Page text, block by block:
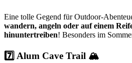
Eine tolle Gegend für Outdoor-
wandern, angeln oder auf einem
hinuntertreiben! Besonders im
7️⃣ Alum Cave Trail 🏔